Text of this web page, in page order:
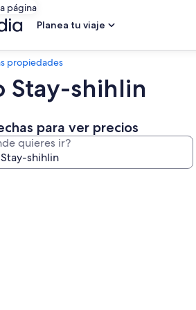
página
Planea tu viaje
propiedades
Stay-shihlin
para ver precios
quieres ir?